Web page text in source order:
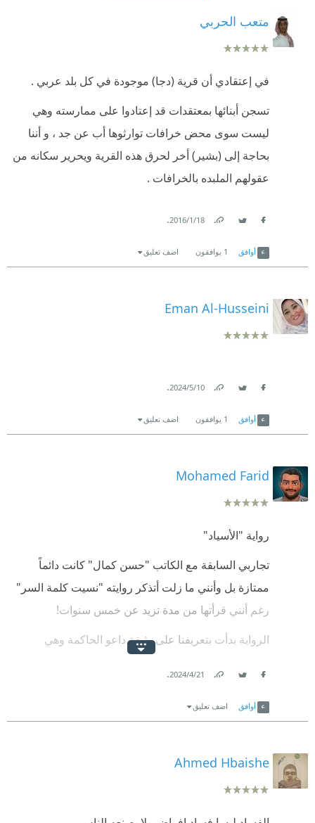
متعب الحربي
في إعتقادي أن قرية (دجا) موجودة في كل بلد عربي .
تسجن أبنائها بمعتقدات قد إعتادوا على ممارسته وهي
ليست سوى محض خرافات توارثوها أب عن جد ، و أننا
بحاجة إلى (بشير) أخر لحرق هذه القرية ويحرير سكانه من
عقولهم الملبده بالخرافات .
18‏/1‏/2016
.
أوافق 1 يوافقون اضف تعليق
Eman Al-Husseini
10‏/5‏/2024
.
أوافق 1 يوافقون اضف تعليق
Mohamed Farid
رواية "الأسياد"
تجاربي السابقة مع الكاتب "حسن كمال" كانت دائماً
ممتازة بل وأنني ما زلت أتذكر روايته "نسيت كلمة السر"
رغم أنني قرأتها من مدة تزيد عن خمس سنوات!
الرواية بدأت بتعريفنا على وثيقة داعو الحاكمة وهي
مهمة لفهم تفاصيل الرواية!
الكاتب سهلة ومباشرة.
القصة عن بشير الذي خرج من مدينته إلى القاهرة تاركاً
21‏/4‏/2024
.
أوافق اضف تعليق
Ahmed Hbaishe‎‏